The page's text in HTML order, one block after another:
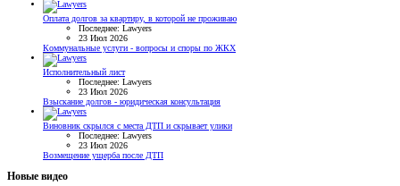
Оплата долгов за квартиру, в которой не проживаю
Последнее: Lawyers
23 Июл 2026
Коммунальные услуги - вопросы и споры по ЖКХ
Исполнительный лист
Последнее: Lawyers
23 Июл 2026
Взыскание долгов - юридическая консультация
Виновник скрылся с места ДТП и скрывает улики
Последнее: Lawyers
23 Июл 2026
Возмещение ущерба после ДТП
Новые видео